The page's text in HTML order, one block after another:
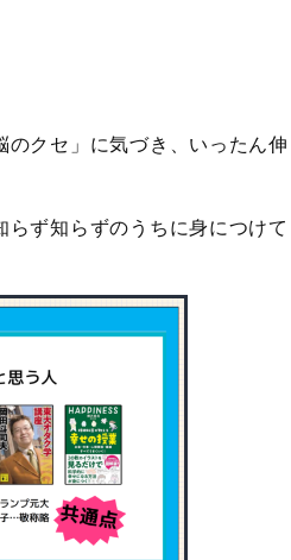
クセ」に気づき、いったん伸
ず知らずのうちに身につけて